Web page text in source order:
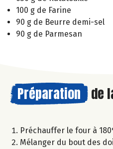
100 g de Farine
90 g de Beurre demi-sel
90 g de Parmesan
Préparation de
Préchauffer le four à
Mélanger du bout des